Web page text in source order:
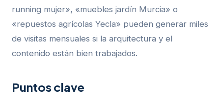
running mujer», «muebles jardín Murcia» o
«repuestos agrícolas Yecla» pueden generar miles
de visitas mensuales si la arquitectura y el
contenido están bien trabajados.
Puntos clave